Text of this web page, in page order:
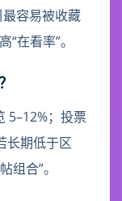
容易被收藏
在看率”。
5–12%；投票
长期低于区
组合”。